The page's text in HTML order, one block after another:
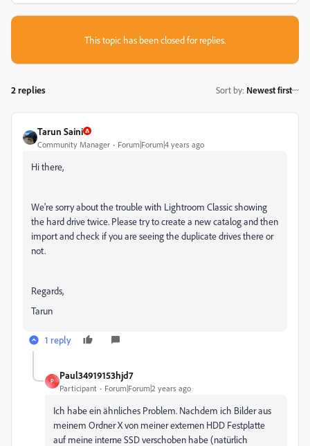
This topic has been closed for replies.
2 replies Sort by: Newest first
Tarun Saini
Community Manager Forum|Forum|4 years ago
Hi there,
We're sorry about the trouble with Lightroom Classic showing
the hard drive twice. Please try to create a new catalog and then
import and check if you are seeing the duplicate drives there or
not.
Regards,
Tarun
1 reply
P
Paul34919153hjd7
Participant Forum|Forum|2 years ago
Ich habe ein ähnliches Problem. Nachdem ich Bilder aus
meinem Ordner X von meiner externen HDD Festplatte
auf meine interne SSD verschoben habe (natürlich